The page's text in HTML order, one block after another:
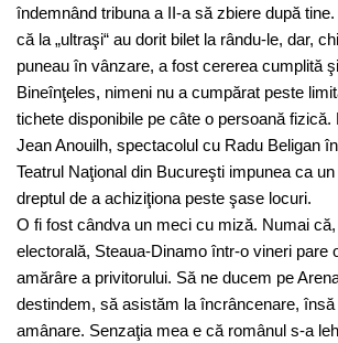
îndemnând tribuna a II-a să zbiere după
că la „ultraşi“ au dorit bilet la rându-le, dar,
puneau în vânzare, a fost cererea cumplită
Bineînţeles, nimeni nu a cumpărat peste
tichete disponibile pe câte o persoană fizică.
Jean Anouilh, spectacolul cu Radu Beligan
Teatrul Naţional din Bucureşti impunea ca
dreptul de a achiziţiona peste şase locuri.
O fi fost cândva un meci cu miză. Numai
electorală, Steaua-Dinamo într-o vineri pare
amărâre a privitorului. Să ne ducem pe
destindem, să asistăm la încrâncenare,
amânare. Senzaţia mea e că românul s-a